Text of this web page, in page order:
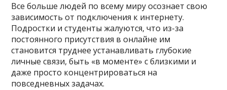
Все больше людей по всему миру осознает свою
зависимость от подключения к интернету.
Подростки и студенты жалуются, что из-за
постоянного присутствия в онлайне им
становится труднее устанавливать глубокие
личные связи, быть «в моменте» с близкими и
даже просто концентрироваться на
повседневных задачах.